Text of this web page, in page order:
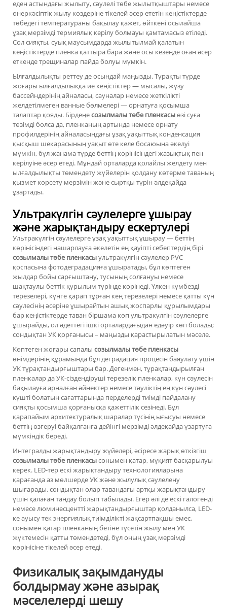
еден астындағы жылыту, сәулелі төбе жылытқыштары немесе
өнеркәсіптік жылу көздеріне тікелей әсер ететін кеңістіктерде
төбедегі температураны бақылау қажет, өйткені осылайша
ұзақ мерзімді термиялық керілу болмауы қамтамасыз етіледі.
Сол сияқты, суық маусымдарда жылытылмай қалатын
кеңістіктерде плёнка қаттыра бара және осы кезеңде оған әсер
еткенде трещиналар пайда болуы мүмкін.
Ылғалдылықты реттеу де осындай маңызды. Тұрақты түрде
жоғары ылғалдылыққа ие кеңістіктер — мысалы, жүзу
бассейндерінің айналасы, сауналар немесе жеткілікті
желдетілмеген ванные бөлмелері — орнатуға қосымша
талаптар қояды. Бірдеңесозылмалы төбе пленкасыөзі суға
төзімді болса да, пленканың артында немесе орнату
профилдерінің айналасындағы ұзақ уақыттық конденсация
қысқыш шекарасының уақыт өте келе босаюына әкелуі
мүмкін, бұл жанама түрде беттің көрінісіндегі жазықтық пен
керілуіне әсер етеді. Мұндай орталарда қолайлы желдету мен
ылғалдылықты төмендету жүйелерін қолдану көтерме таваның
қызмет көрсету мерзімін және сыртқы түрін әлдеқайда
ұзартады.
Ультракүлгін сәулелерге ұшырау
және жарықтандыру ескертулері
Ультракүлгін сәулелерге ұзақ уақыттық ұшырау — беттің
көрінісіндегі нашарлауға әкелетін ең қауіпті себептердің бірі
созылмалы төбе пленкасыультракүлгін сәулелер PVC
қоспасына фотодеградацияға ұшыратады, бұл көптеген
жылдар бойы сарғыштану, тусының солғануы немесе
шақтаулы беттік құрылым түрінде көрінеді. Үлкен күмбезді
терезелері, күнге қарап тұрған кең терезелері немесе қатты күн
сәулесінің әсеріне ұшырайтын ашық жоспарлы құрылымдары
бар кеңістіктерде таван біршама көп ультракүлгін сәулелерге
ұшырайды, ол әдеттегі ішкі орталардағыдан едәуір көп болады;
сондықтан УК қорғанысы – маңызды қарастырылатын мәселе.
Көптеген жоғары сапалы созылмалы төбе пленкасы
өнімдерінің құрамында бұл деградация процесін баяулату үшін
УК тұрақтандырғыштары бар. Дегенмен, тұрақтандырылған
пленкалар да УК-сіздендіруші терезелік пленкалар, күн сәулесін
бақылауға арналған әйнектер немесе тәуліктің ең күн сәулесі
күшті болатын сағаттарында перделерді тиімді пайдалану
сияқты қосымша қорғанысқа қажеттілік сезінеді. Бұл
қарапайым архитектуралық шаралар түсінің ығысуы немесе
беттің өзгеруі байқалғанға дейінгі мерзімді әлдеқайда ұзартуға
мүмкіндік береді.
Интегралды жарықтандыру жүйелері, әсіресе жарық өткізгіш
созылмалы төбе пленкасысонымен қатар, мұқият басқарылуы
керек. LED-тер ескі жарықтандыру технологияларына
қарағанда аз мөлшерде УК және жылулық сәулелену
шығарады, сондықтан олар тавандағы артқы жарықтандыру
үшін қалаған таңдау болып табылады. Егер әлі де ескі галогенді
немесе люминесцентті жарықтандырғыштар қолданылса, LED-
ке ауысу тек энергиялық тиімділікті жақсартпақшы емес,
сонымен қатар пленканың бетіне түсетін жылу мен УК
жүктемесін қатты төмендетеді, бұл оның ұзақ мерзімді
көрінісіне тікелей әсер етеді.
Физикалық зақымдануды
болдырмау және азырақ
мәселелерді шешу